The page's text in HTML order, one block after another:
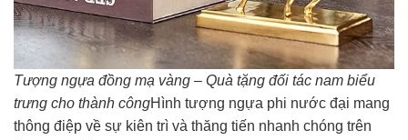
Tượng ngựa đồng mạ vàng – Quà tặng đối tác nam biểu
trưng cho thành côngHình tượng ngựa phi nước đại mang
thông điệp về sự kiên trì và thăng tiến nhanh chóng trên